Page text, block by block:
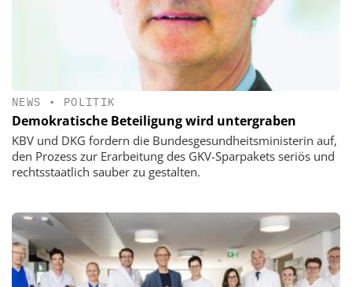
NEWS • POLITIK
Demokratische Beteiligung wird untergraben
KBV und DKG fordern die Bundesgesundheitsministerin auf,
den Prozess zur Erarbeitung des GKV-Sparpakets seriös und
rechtsstaatlich sauber zu gestalten.